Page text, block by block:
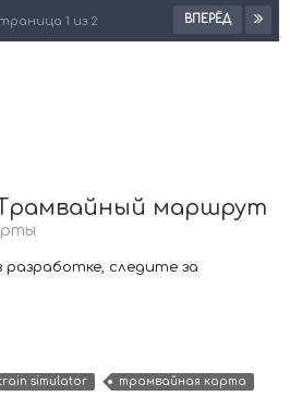
ВПЕРЁД
1 из 2
маршрут
следите за
simulator
трамвайная карта